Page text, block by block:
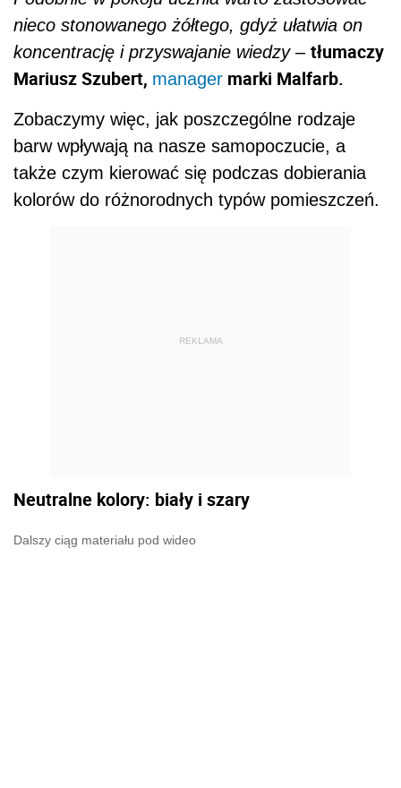
nieco stonowanego żółtego, gdyż ułatwia on
koncentrację i przyswajanie wiedzy– tłumaczy
Mariusz Szubert, manager marki Malfarb.
Zobaczymy więc, jak poszczególne rodzaje
barw wpływają na nasze samopoczucie, a
także czym kierować się podczas dobierania
kolorów do różnorodnych typów pomieszczeń.
REKLAMA
Neutralne kolory: biały i szary
Dalszy ciąg materiału pod wideo